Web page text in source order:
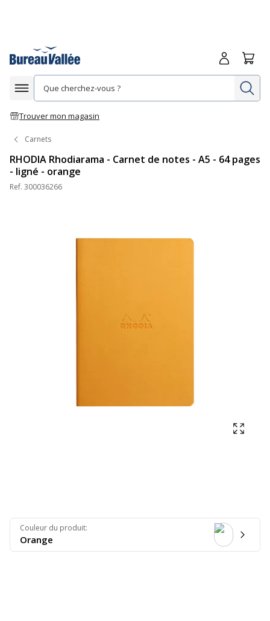
Afficher la navigation
Trouver mon magasin
Me
Carnets
RHODIA Rhodiarama - Carnet de notes - A5 - 64 pages
- ligné - orange
Ref. 300036266
Couleur du produit:
Orange